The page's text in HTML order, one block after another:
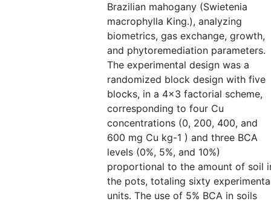
Brazilian mahogany (Swietenia
macrophylla King.), analyzing
biometrics, gas exchange, growth,
and phytoremediation parameters.
The experimental design was a
randomized block design with five
blocks, in a 4x3 factorial scheme,
corresponding to four Cu
concentrations (0, 200, 400, and
600 mg Cu kg-1 ) and three BCA
levels (0%, 5%, and 10%)
proportional to the amount of soil
the pots, totaling sixty
units. The use of 5% BCA in soils